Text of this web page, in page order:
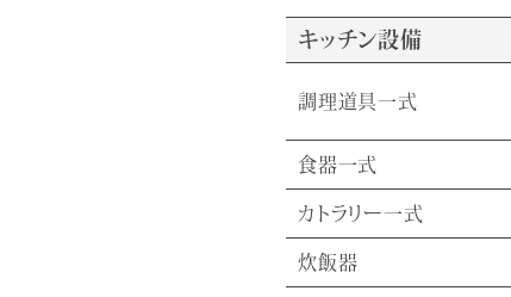
キッチン設備
調理道具一式
食器一式
カトラリー一式
炊飯器